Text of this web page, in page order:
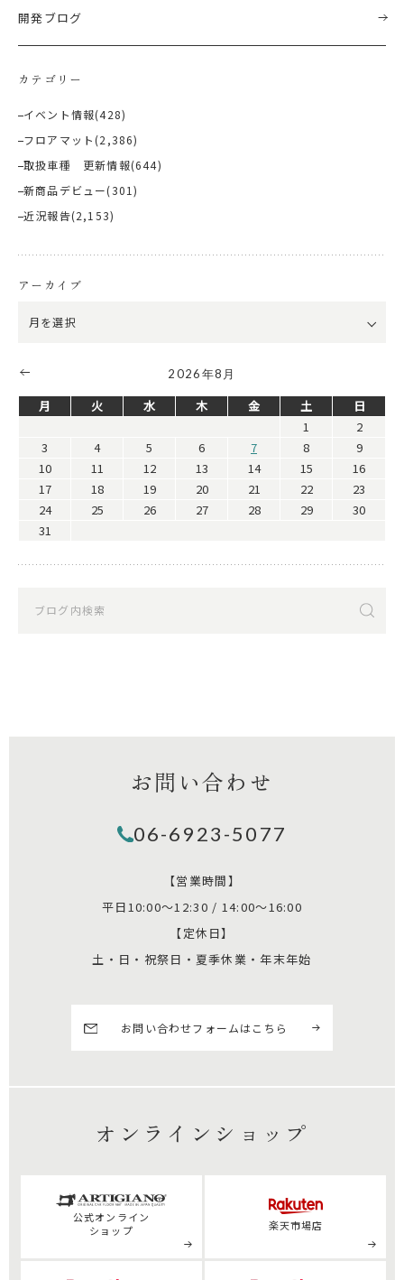
開発ブログ
カテゴリー
イベント情報(428)
フロアマット (2,386)
取扱車種 更新情報(644)
新商品デビュー(301)
近況報告(2,153)
アーカイブ
2026年8月
月 火 水 木 金 土
日
1
2
3
4 5 6 7 8
9
10
11 12 13 14 15
16
17
18 19 20 21 22
23
24
25 26 27 28 29
30
31
お問い合わせ
06-6923-5077
【営業時間】
平日10:00～12:30 / 14:00～16:00
【定休日】
土・日・祝祭日・夏季休業・年末年始
お問い合わせフォームはこちら
オンラインショップ
公式オンライン
ショップ
楽天市場店